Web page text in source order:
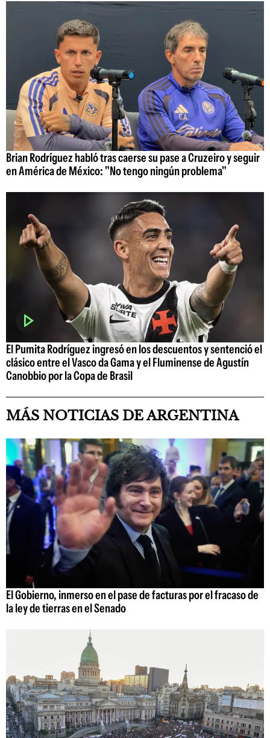
Brian Rodríguez habló tras caerse su pase a Cruzeiro y seguir
en América de México: "No tengo ningún problema"
El Pumita Rodríguez ingresó en los descuentos y sentenció el
clásico entre el Vasco da Gama y el Fluminense de Agustín
Canobbio por la Copa de Brasil
MÁS NOTICIAS DE ARGENTINA
El Gobierno, inmerso en el pase de facturas por el fracaso de
la ley de tierras en el Senado